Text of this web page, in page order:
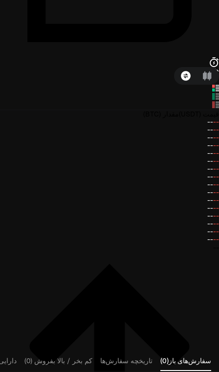
--
--
--
--
--
--
--
--
--
--
--
--
--
--
--
--
--
--
--
--
--
--
--
--
--
--
--
--
--
--
--
--
سفارش‌های باز(0) تاریخچه سفارش‌ها کم بخر / بالا بفروش (0)